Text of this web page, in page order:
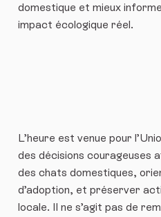
domestique et mieux
impact écologique réel.
L’heure est venue pour
des décisions courageuses
des chats domestiques,
d’adoption, et préserver
locale. Il ne s’agit pas de